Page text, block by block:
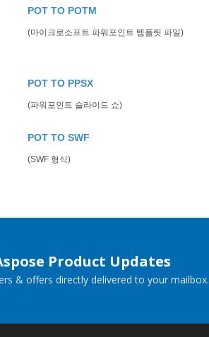
POT TO POTM
(마이크로소프트 파워포인트 템플릿 파일)
POT TO PPSX
(파워포인트 슬라이드 쇼)
POT TO SWF
(SWF 형식)
Product Updates
& offers directly delivered to your mailbox.